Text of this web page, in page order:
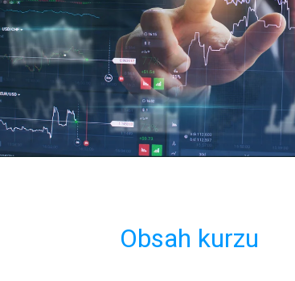
Obsah kurzu